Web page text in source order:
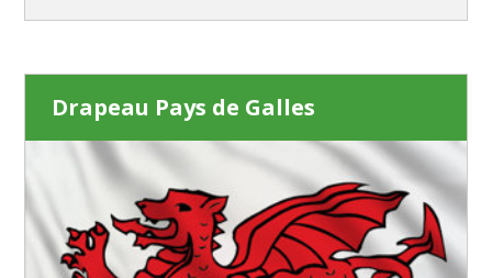
Drapeau Pays de Galles